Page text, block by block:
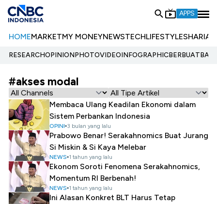
APPS
HOMEMARKETMY MONEYNEWSTECHLIFESTYLESHARIA
RESEARCHOPINIONPHOTOVIDEOINFOGRAPHIC
#akses modal
Membaca Ulang Keadilan Ekonomi dalam
Sistem Perbankan Indonesia
OPINI 3 bulan yang lalu
Prabowo Benar! Serakahnomics Buat Jurang
Si Miskin & Si Kaya Melebar
NEWS 1 tahun yang lalu
Ekonom Soroti Fenomena Serakahnomics,
Momentum RI Berbenah!
NEWS 1 tahun yang lalu
Ini Alasan Konkret BLT Harus Tetap